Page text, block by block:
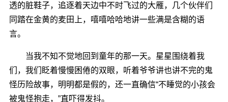
透的脏鞋子，追逐着天边中不时飞过的大雁，几个伙伴们
同踏在金黄的麦田上，嘻嘻哈哈地讲一些满是含糊的语
言。
当我不知不觉地回到童年的那一天。星星围绕着我
们，我们眨着慢慢困倦的双眼，听着爷爷讲也讲不完的鬼
怪历险故事，明明都是假的，还一直确信“不睡觉的小孩会
被鬼怪抱走，”直吓得发抖。